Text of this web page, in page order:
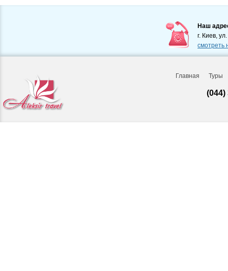
Наш
г. Киев,
смотреть
Главная Туры
(044)